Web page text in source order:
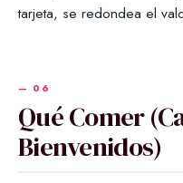
tarjeta, se redondea el
Qué Comer
Bienvenidos)